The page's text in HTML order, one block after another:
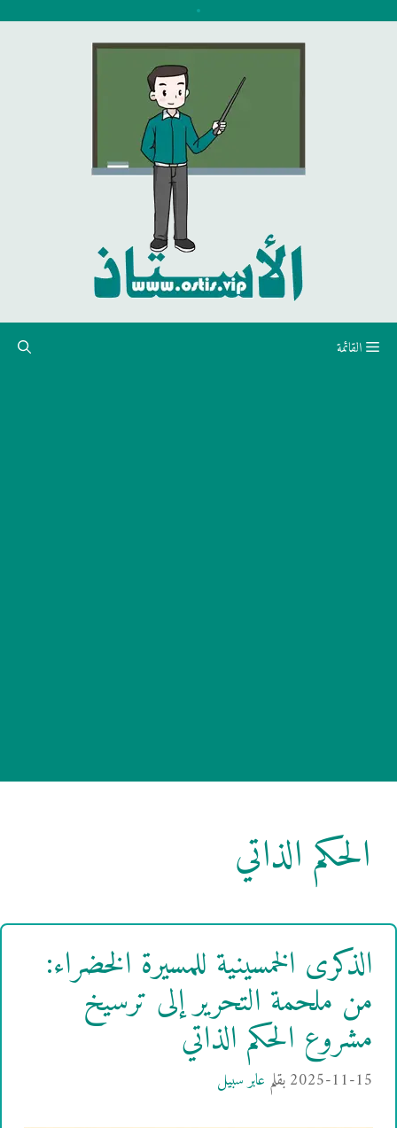
القائمة
الحكم الذاتي
الذكرى الخمسينية للمسيرة الخضراء:
من ملحمة التحرير إلى ترسيخ
مشروع الحكم الذاتي
2025-11-15بقلم عابر سبيل